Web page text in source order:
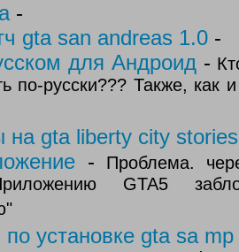
-
gta san andreas 1.0 -
для Андроид -
по-русски??? Также,
на gta liberty city
- Проблема.
GTA5
по установке gta sa mp